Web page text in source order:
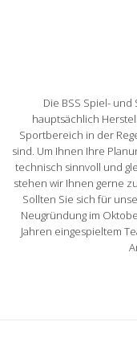
Die BSS Spiel-
hauptsächlich
Sportbereich in der
sind. Um Ihnen Ihre
technisch sinnvoll und
stehen wir Ihnen gerne
Sollten Sie sich für
Neugründung im
Jahren eingespieltem